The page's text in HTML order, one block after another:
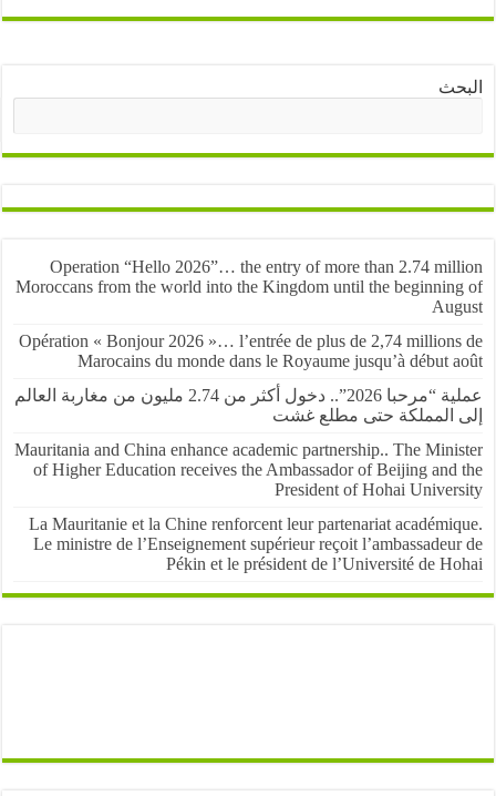
Operation “Hello 2026”… the entry of more than 2.74
Moroccans from the world into the Kingdom until the
Opération « Bonjour 2026 »… l’entrée de plus de 2,74
Marocains du monde dans le Royaume jusqu’à début
عملية “مرحبا 2026”.. دخول أكثر من 2.74 مليون من مغاربة العالم
المملكة حتى مطلع غشت
Mauritania and China enhance academic partnership.. The
of Higher Education receives the Ambassador of Beijing
President of Hohai
La Mauritanie et la Chine renforcent leur partenariat
Le ministre de l’Enseignement supérieur reçoit
Pékin et le président de l’Université de